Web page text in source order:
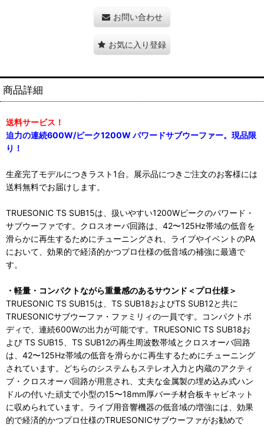
お問い合わせ
お気に入り登録
商品詳細
送料サービス！
迫力の連続600W/ピーク1200W パワードサブウーファー。現品限
り！
生産完了モデルにつきラスト1台。展示品につきご注文のお客様には
送料無料でお届けします。
TRUESONIC TS SUB15は、扱いやすい1200Wピークのパワード・
サブウーファです。クロスオーバ回路は、42〜125Hz帯域の低音を
滑らかに再生するためにチューニングされ、ライブやイベントのPA
において、効果的で経済的かつプロ仕様の低音域の補強に最適で
す。
・軽量・コンパクトながら重量感のあるサウンド＜プロ仕様＞
TRUESONIC TS SUB15は、TS SUB18およびTS SUB12と共に
TRUESONICサブウーファ・ファミリィの一員です。コンパクトボ
ディで、連続600Wの出力が可能です。TRUESONIC TS SUB18お
よび TS SUB15、TS SUB12の再生周波数帯域とクロスオーバ回路
は、42〜125Hz帯域の低音を滑らかに再生するためにチューニング
されています。どちらのシステムもステレオ入力と内蔵のアクティ
ブ・クロスオーバ回路が用意され、丈夫な金属製の埋め込み式ハン
ドルの付いた頑丈で小型の15〜18mm厚バーチ材合板キャビネット
に収められています。ライブ用音響機器の低音域の増強には、効果
的で経済的かつプロ仕様のTRUESONICサブウーファがお勧めで